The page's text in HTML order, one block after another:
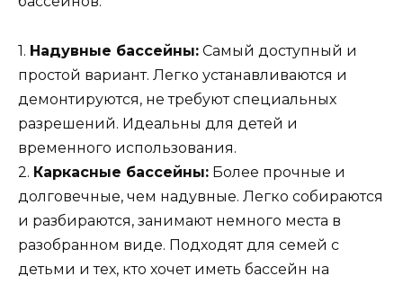
1. Надувные бассейны: Самый доступный и
простой вариант. Легко устанавливаются и
демонтируются, не требуют специальных
разрешений. Идеальны для детей и
временного использования.
2. Каркасные бассейны: Более прочные и
долговечные, чем надувные. Легко собираются
и разбираются, занимают немного места в
разобранном виде. Подходят для семей с
детьми и тех, кто хочет иметь бассейн на